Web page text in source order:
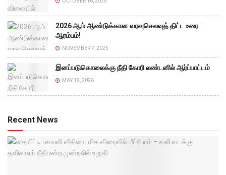
2026 ஆம் ஆண்டுக்கான வரவுசெலவுத் திட்ட உரை
ஆரம்பம்!
NOVEMBER 7, 2025
இனப்படுகொலைக்கு நீதி கோரி லண்டனில் ஆர்ப்பாட்டம்
MAY 19, 2026
Recent News